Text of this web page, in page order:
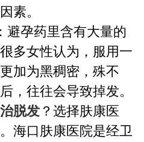
素。
孕药里含有大量的
多女性认为，服用一
加为黑稠密，殊不
，往往会导致掉发。
脱发 ？选择肤康医
海口肤康医院是经卫